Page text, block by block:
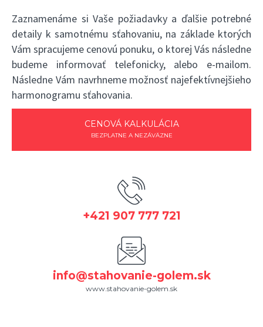
Zaznamenáme si Vaše požiadavky a ďalšie potrebné
detaily k samotnému sťahovaniu, na základe ktorých
Vám spracujeme cenovú ponuku, o ktorej Vás následne
budeme informovať telefonicky, alebo e-mailom.
Následne Vám navrhneme možnosť najefektívnejšieho
harmonogramu sťahovania.
CENOVÁ KALKULÁCIA
BEZPLATNE A NEZÁVÄZNE
+421 907 777 721
info@stahovanie-golem.sk
www.stahovanie-golem.sk